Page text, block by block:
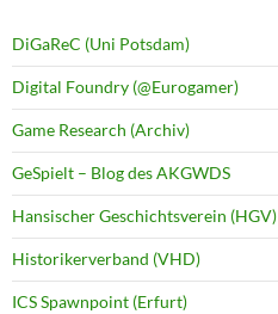
DiGaReC (Uni Potsdam)
Digital Foundry (@Eurogamer)
Game Research (Archiv)
GeSpielt – Blog des AKGWDS
Hansischer Geschichtsverein (HGV)
Historikerverband (VHD)
ICS Spawnpoint (Erfurt)